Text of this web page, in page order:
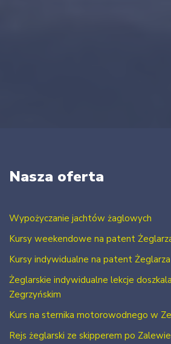
Nasza oferta
Wypożyczanie jachtów żaglowych
Kursy weekendowe na patent
Kursy indywidualne na patent Żeglarza
Żeglarskie indywidualne lekcje
Zegrzyńskim
Kurs na sternika motorowodnego w
Rejs żeglarski ze skipperem po